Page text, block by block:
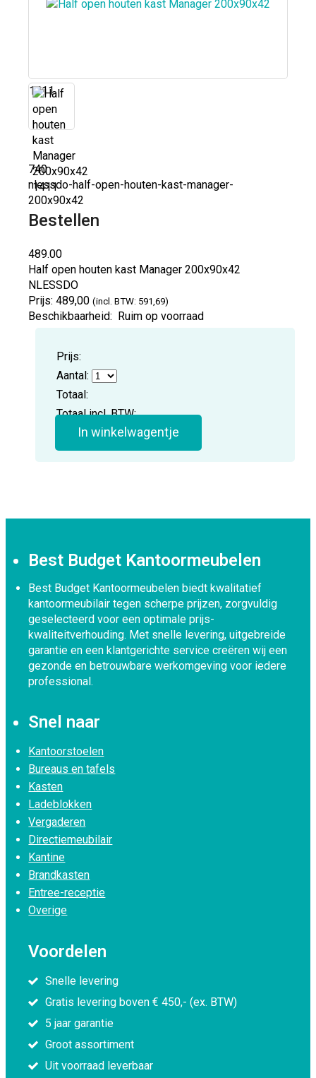
1411
740
nlessdo-half-open-houten-kast-manager-
200x90x42
Bestellen
489.00
Half open houten kast Manager 200x90x42
NLESSDO
Prijs: 489,00 (incl. BTW: 591,69)
Beschikbaarheid: Ruim op voorraad
Prijs:
Aantal:
Totaal:
Totaal incl. BTW:
In winkelwagentje
Best Budget Kantoormeubelen
Best Budget Kantoormeubelen biedt kwalitatief
kantoormeubilair tegen scherpe prijzen, zorgvuldig
geselecteerd voor een optimale prijs-
kwaliteitverhouding. Met snelle levering, uitgebreide
garantie en een klantgerichte service creëren wij een
gezonde en betrouwbare werkomgeving voor iedere
professional.
Snel naar
Kantoorstoelen
Bureaus en tafels
Kasten
Ladeblokken
Vergaderen
Directiemeubilair
Kantine
Brandkasten
Entree-receptie
Overige
Voordelen
Snelle levering
Gratis levering boven € 450,- (ex. BTW)
5 jaar garantie
Groot assortiment
Uit voorraad leverbaar